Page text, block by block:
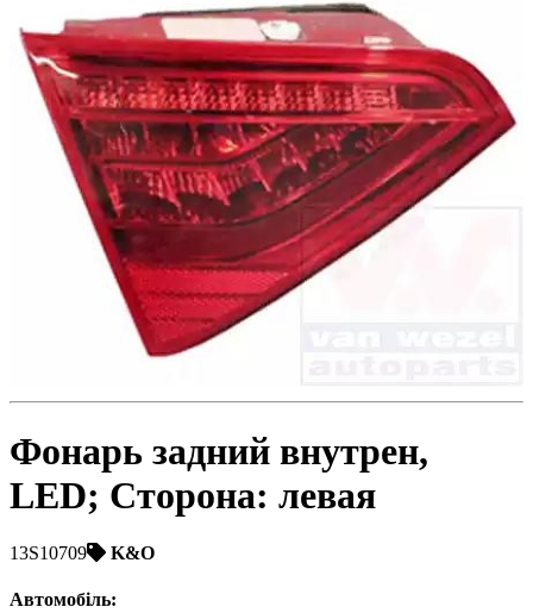
Subaru
Suzuki
Tesla
Toyota
Volvo
Фонарь задний внутрен,
LED; Сторона: левая
13S10709 K&O
Автомобіль: